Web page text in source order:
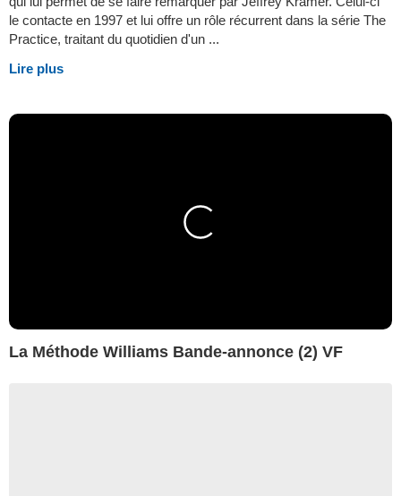
le contacte en 1997 et lui offre un rôle récurrent dans la série The
Practice, traitant du quotidien d'un ...
Lire plus
La Méthode Williams Bande-annonce (2) VF